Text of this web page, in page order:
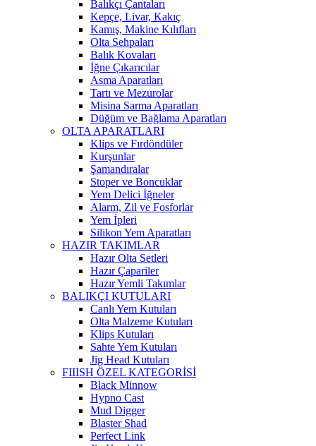
Balıkçı Çantaları
Kepçe, Livar, Kakıç
Kamış, Makine Kılıfları
Olta Sehpaları
Balık Kovaları
İğne Çıkarıcılar
Asma Aparatları
Tartı ve Mezurolar
Misina Sarma Aparatları
Düğüm ve Bağlama Aparatları
OLTA APARATLARI
Klips ve Fırdöndüler
Kurşunlar
Şamandıralar
Stoper ve Boncuklar
Yem Delici İğneler
Alarm, Zil ve Fosforlar
Yem İpleri
Silikon Yem Aparatları
HAZIR TAKIMLAR
Hazır Olta Setleri
Hazır Çapariler
Hazır Yemli Takımlar
BALIKÇI KUTULARI
Canlı Yem Kutuları
Olta Malzeme Kutuları
Klips Kutuları
Sahte Yem Kutuları
Jig Head Kutuları
FIIISH ÖZEL KATEGORİSİ
Black Minnow
Hypno Cast
Mud Digger
Blaster Shad
Perfect Link